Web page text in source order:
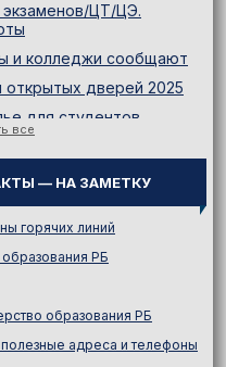
экзаменов/ЦТ/ЦЭ.
и колледжи сообщают
открытых дверей 2025
для студентов
абитуриенту
поступать на твою
поступать? — Это надо
курсы
все
— НА ЗАМЕТКУ
горячих линий
РБ
образования РБ
адреса и телефоны